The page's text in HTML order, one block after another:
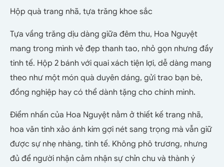
Hộp quà trang nhã, tựa trăng khoe sắc
Tựa vầng trăng dịu dàng giữa đêm thu, Hoa Nguyệt
mang trong mình vẻ đẹp thanh tao, nhỏ gọn nhưng đầy
tinh tế. Hộp 2 bánh với quai xách tiện lợi, dễ dàng mang
theo như một món quà duyên dáng, gửi trao bạn bè,
đồng nghiệp hay có thể dành tặng cho chính mình.
Điểm nhấn của Hoa Nguyệt nằm ở thiết kế trang nhã,
hoa văn tinh xảo ánh kim gợi nét sang trọng mà vẫn giữ
được sự nhẹ nhàng, tinh tế. Không phô trương, nhưng
đủ để người nhận cảm nhận sự chỉn chu và thành ý